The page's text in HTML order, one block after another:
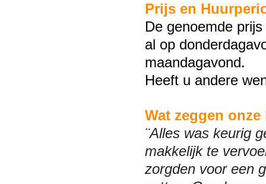
Prijs en
De genoemde
al op
maandagavond.
Heeft u andere
Wat zeggen
¨Alles was keurig
makkelijk te
zorgden voor een